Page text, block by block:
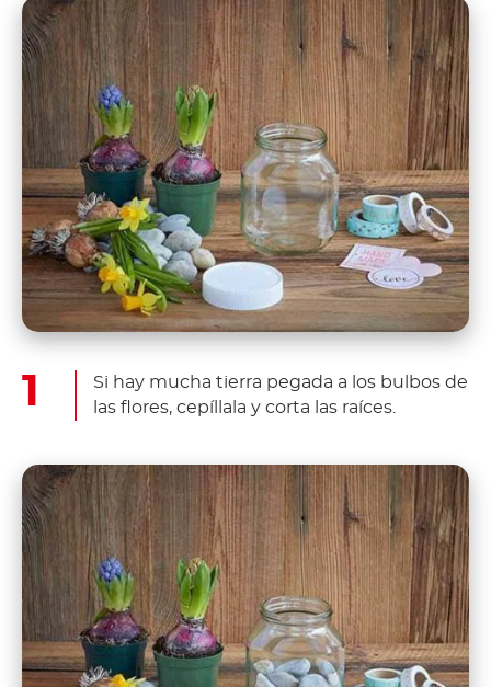
Si hay mucha tierra pegada a los bulbos de
las flores, cepíllala y corta las raíces.